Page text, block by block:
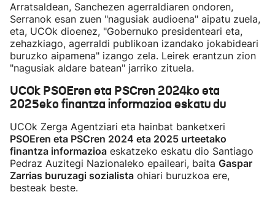
Arratsaldean, Sanchezen agerraldiaren ondoren,
Serranok esan zuen "nagusiak audioena" aipatu zuela,
eta, UCOk dioenez, "Gobernuko presidenteari eta,
zehazkiago, agerraldi publikoan izandako jokabideari
buruzko aipamena" izango zela. Leirek erantzun zion
"nagusiak aldare batean" jarriko zituela.
UCOk PSOEren eta PSCren 2024ko eta
2025eko finantza informazioa eskatu du
UCOk Zerga Agentziari eta hainbat banketxeri
PSOEren eta PSCren 2024 eta 2025 urteetako
finantza informazioa eskatzeko eskatu dio Santiago
Pedraz Auzitegi Nazionaleko epaileari, baita Gaspar
Zarrias buruzagi sozialista ohiari buruzkoa ere,
besteak beste.